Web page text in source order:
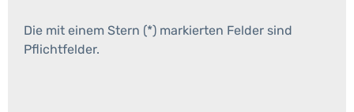
Die mit einem Stern (*) markierten Felder sind
Pflichtfelder.